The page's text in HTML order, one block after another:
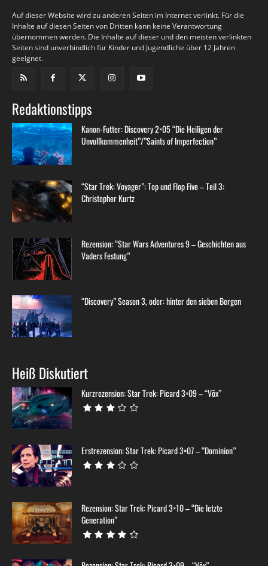
Auf dieser Website wird zu anderen Seiten im Internet verlinkt. Für die
Inhalte auf diesen Seiten von Dritten kann keine Verantwortung
übernommen werden. Die Inhalte auf dieser und den meisten verlinkten
Seiten sind unverbindlich für Kinder und Jugendliche über 12 Jahren
geeignet.
Redaktionstipps
Kanon-Futter: Discovery 2×05 “Die Heiligen der
Unvollkommenheit”/”Saints of Imperfection”
“Star Trek: Voyager”: Top und Flop Five – Teil 3:
Christopher Kurtz
Rezension: “Star Wars Adventures 9 – Geschichten aus
Vaders Festung”
“Discovery” Season 3, oder: hinter den sieben Bergen
Heiß Diskutiert
Kurzrezension: Star Trek: Picard 3×09 – “Võx”
Erstrezension: Star Trek: Picard 3×07 – “Dominion”
Rezension: Star Trek: Picard 3×10 – “Die letzte
Generation”